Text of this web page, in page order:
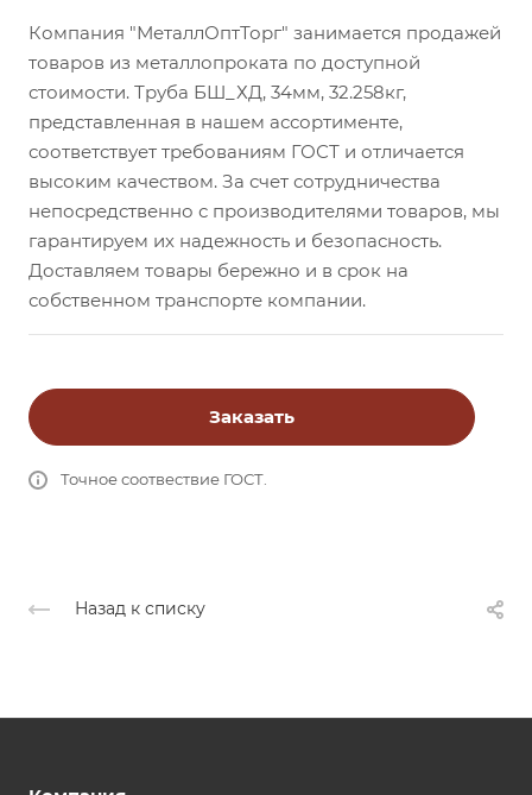
Компания "МеталлОптТорг" занимается продажей
товаров из металлопроката по доступной
стоимости. Труба БШ_ХД, 34мм, 32.258кг,
представленная в нашем ассортименте,
соответствует требованиям ГОСТ и отличается
высоким качеством. За счет сотрудничества
непосредственно с производителями товаров, мы
гарантируем их надежность и безопасность.
Доставляем товары бережно и в срок на
собственном транспорте компании.
Заказать
Точное соотвествие ГОСТ.
Назад к списку